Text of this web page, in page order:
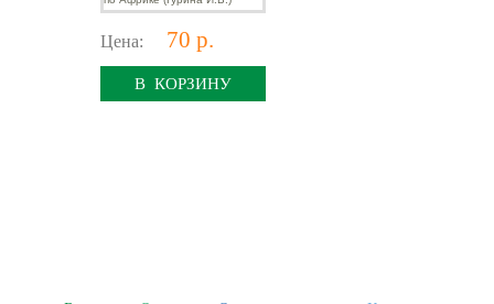
Цена: 70 р.
В КОРЗИНУ